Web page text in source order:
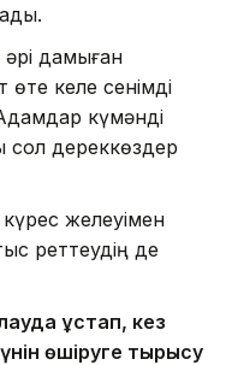
дамыған
өте келе сенімді
күмәнді
сол дереккөздер
желеуімен
реттеудің де
ұстап, кез
өшіруге тырысу